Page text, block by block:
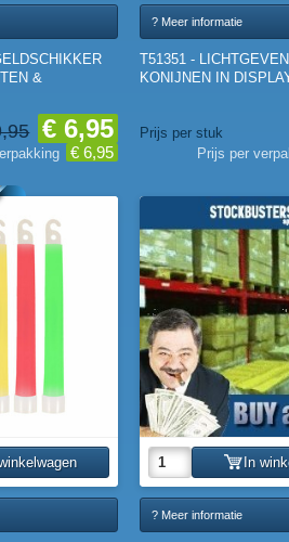
&
€ 6,95
€ 6,95
? Meer informatie
T51351 -
KONIJNEN IN
Prijs per stuk
Prijs per
In
? Meer informatie